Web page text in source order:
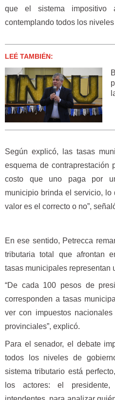
que el sistema impositivo
contemplando todos los
LEÉ TAMBIÉN:
Según explicó, las tasas
esquema de contraprestación
costo que uno paga por
municipio brinda el servicio, lo
valor es el correcto o no”,
En ese sentido, Petrecca
tributaria total que afrontan
tasas municipales representan
“De cada 100 pesos de
corresponden a tasas
ver con impuestos
provinciales”, explicó.
Para el senador, el debate
todos los niveles de
sistema tributario está
los actores: el